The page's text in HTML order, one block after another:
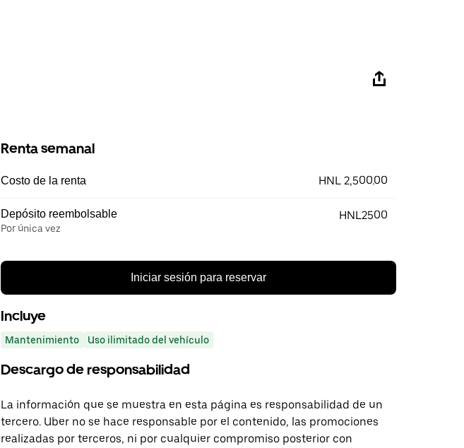
Renta semanal
Costo de la renta HNL 2,500.00
Depósito reembolsable
Por única vez
HNL2500
Iniciar sesión para reservar
Incluye
Mantenimiento Uso ilimitado del vehículo
Descargo de responsabilidad
La información que se muestra en esta página es responsabilidad de un
tercero. Uber no se hace responsable por el contenido, las promociones
realizadas por terceros, ni por cualquier compromiso posterior con